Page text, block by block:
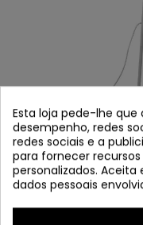
PISO DO SALÃO
Referência 2440
Esta loja pede-lhe
desempenho, redes
redes sociais e a
para fornecer
personalizados.
dados pessoais